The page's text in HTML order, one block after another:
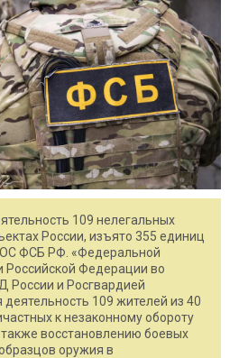
109 нелегальных
России, изъято 355 единиц
ФСБ РФ. «Федеральной
Российской Федерации во
России и Росгвардией
деятельность 109 жителей из 40
к незаконному обороту
восстановлению боевых
оружия в